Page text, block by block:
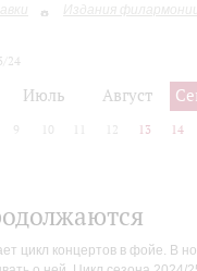
Издания
24
Июль Август
9 10 12 13 14
цикл концертов в фойе. В